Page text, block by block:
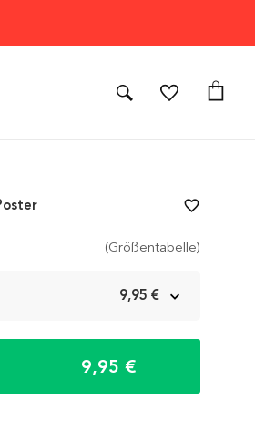
(Größentabelle)
9,95 €
9,95 €
favorite_border